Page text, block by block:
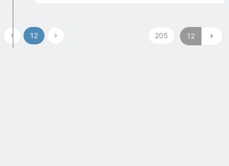
205
12